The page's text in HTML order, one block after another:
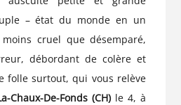
– état du monde en un
cruel que désemparé,
débordant de colère et
folle surtout, qui vous relève
Chaux-De-Fonds (CH) le 4, à